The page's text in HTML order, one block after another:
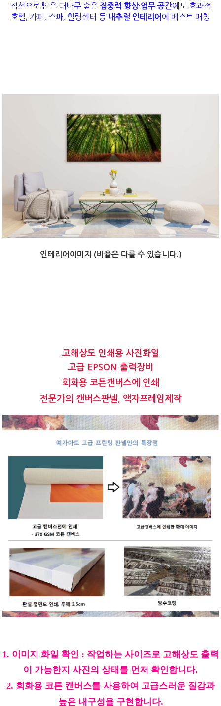
직선으로 뻗은 대나무 숲은 집중력 향상·업무 공간에도 효과적
호텔, 카페, 스파, 힐링센터 등 내추럴 인테리어에 베스트 매칭
인테리어이미지 (비율은 다를 수 있습니다.)
고해상도 인쇄용 사진화일
고급 EPSON 출력장비
회화용 코튼캔버스에 인쇄
전문가의 캔버스판넬, 액자프레임제작
1. 이미지 화일 확인 : 작업하는 사이즈로 고해상도 출력
이 가능한지 사진의 상태를 먼저 확인합니다.
2. 회화용 코튼 캔버스를 사용하여 고급스러운 질감과
높은 내구성을 구현합니다.